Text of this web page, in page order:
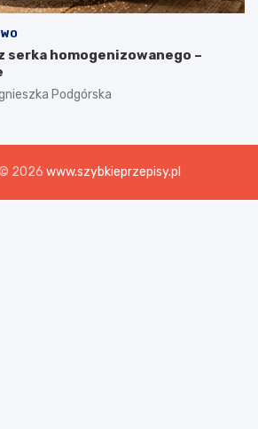
serka homogenizowanego –
Podgórska
2026 www.szybkieprzepisy.pl